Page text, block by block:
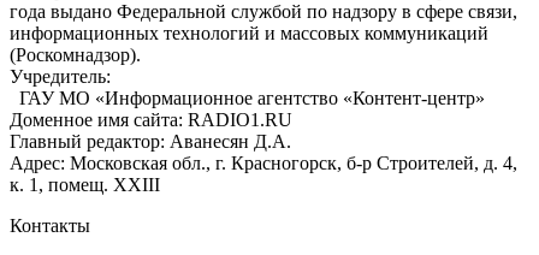
года выдано Федеральной службой по надзору в сфере связи,
информационных технологий и массовых коммуникаций
(Роскомнадзор).
Учредитель:
ГАУ МО «Информационное агентство «Контент-центр»
Доменное имя сайта: RADIO1.RU
Главный редактор: Аванесян Д.А.
Адрес: Московская обл., г. Красногорск, б-р Строителей, д. 4,
к. 1, помещ. XXIII
Контакты